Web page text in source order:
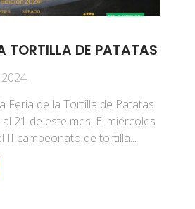
TORTILLA DE PATATAS
Feria de la Tortilla de Patatas
21 de este mes. El miércoles
II campeonato de tortilla...